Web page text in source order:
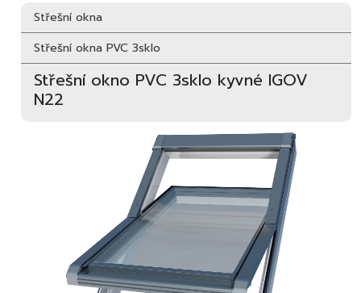
Střešní okna
Střešní okna PVC 3sklo
Střešní okno PVC 3sklo kyvné IGOV
N22